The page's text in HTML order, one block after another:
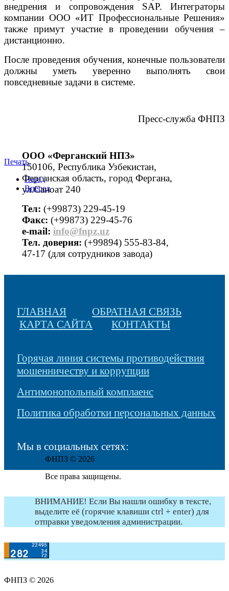
внедрения и сопровождения SAP. Интеграторы
компании ООО «ИТ Профессиональные Решения»
также примут участие в проведении обучения –
дистанционно.
После проведения обучения, конечные пользователи
должны уметь уверенно выполнять свои
повседневные задачи в системе.
Пресс-служба ФНПЗ
Печать
Назад
Вперед
ООО «Ферганский НПЗ»
150106, Республика Узбекистан,
Ферганская область, город Фергана,
ул.Саноат 240
Тел: (+99873) 229-45-19
Факс: (+99873) 229-45-76
е-mail: info@fnpz.uz
Тел. доверия: (+99894) 555-83-84,
47-17 (для сотрудников завода)
ГЛАВНАЯ
ОБРАТНАЯ СВЯЗЬ
КАРТА САЙТА
КОНТАКТЫ
Горячая линия системы противодействия
мошенничеству и коррупции
Антимонопольный комплаенс
Политика обработки персональных данных
Мы в социальных сетях:
ФНПЗ © 2026
Все права защищены.
ВНИМАНИЕ! Если Вы нашли ошибку в тексте,
выделите её (горячие клавиши ctrl + enter) для
отправки уведомления администрации.
ФНПЗ © 2026